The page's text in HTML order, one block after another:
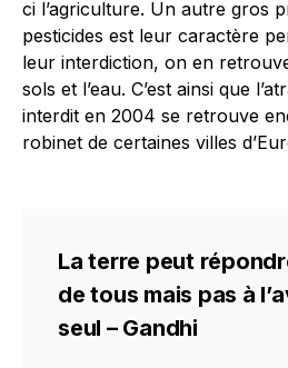
ci l’agriculture. Un autre gros
pesticides est leur caractère
leur interdiction, on en
sols et l’eau. C’est ainsi que
interdit en 2004 se retrouve
robinet de certaines villes
La terre peut
de tous mais pas à
seul – Gandhi